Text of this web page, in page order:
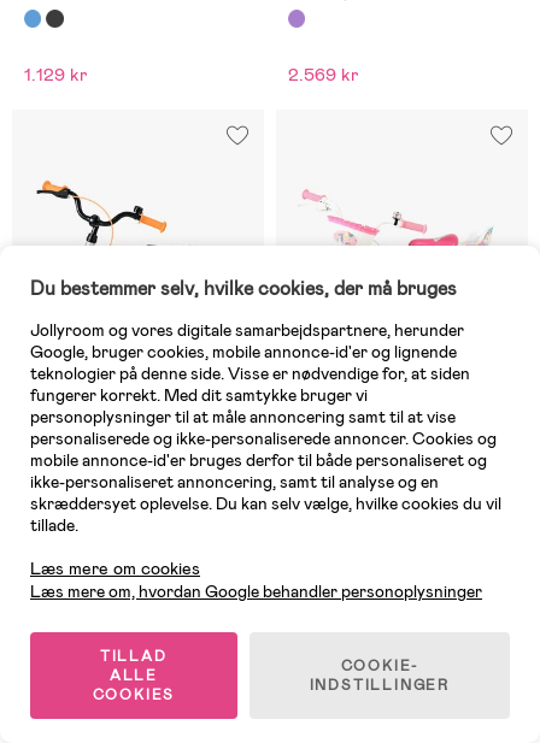
1.129 kr 2.569 kr
6 TILBAGE
(0)
Volare Rocky Cykel 14 Tommer,
1.089 kr
På lager
(1)Volare Unicorn Cykel 14
Du bestemmer selv, hvilke cookies, der må bruges
Jollyroom og vores digitale samarbejdspartnere, herunder
Google, bruger cookies, mobile annonce-id'er og lignende
teknologier på denne side. Visse er nødvendige for, at siden
fungerer korrekt. Med dit samtykke bruger vi
personoplysninger til at måle annoncering samt til at vise
personaliserede og ikke-personaliserede annoncer. Cookies og
mobile annonce-id'er bruges derfor til både personaliseret og
ikke-personaliseret annoncering, samt til analyse og en
skræddersyet oplevelse. Du kan selv vælge, hvilke cookies du vil
tillade.
Læs mere om cookies
Læs mere om, hvordan Google behandler personoplysninger
TILLAD
ALLE
COOKIES
COOKIE-
INDSTILLINGER